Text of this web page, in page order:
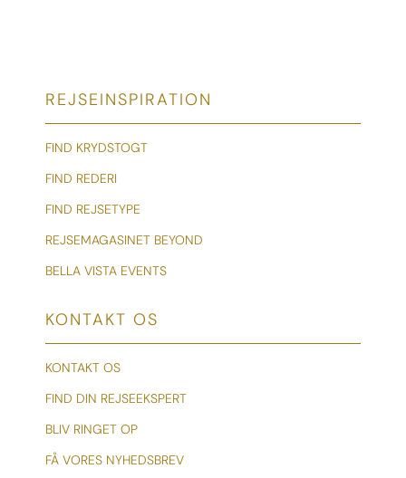
REJSEINSPIRATION
FIND KRYDSTOGT
FIND REDERI
FIND REJSETYPE
REJSEMAGASINET BEYOND
BELLA VISTA EVENTS
KONTAKT OS
KONTAKT OS
FIND DIN REJSEEKSPERT
BLIV RINGET OP
FÅ VORES NYHEDSBREV